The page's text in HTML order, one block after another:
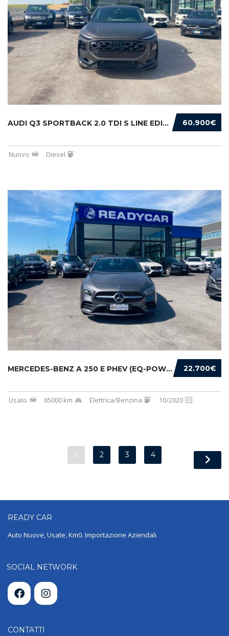
60.900€
AUDI Q3 SPORTBACK 2.0 TDI S LINE EDITION 150...
Nuovo Diesel
22.700€
MERCEDES-BENZ A 250 E PHEV (EQ-POWER) PREMIU...
Usato 65000 km Elettrica/Benzina 10/2020
1 2 3 4
READY CAR
Auto Nuove, Usate, Km0. Importazione Aziendali
SOCIAL NETWORK
CONTATTI